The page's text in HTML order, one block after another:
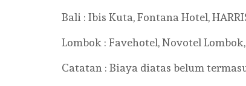
Bali : Ibis Kuta, Fontana Hotel,
Lombok : Favehotel, Novotel
Catatan : Biaya diatas belum